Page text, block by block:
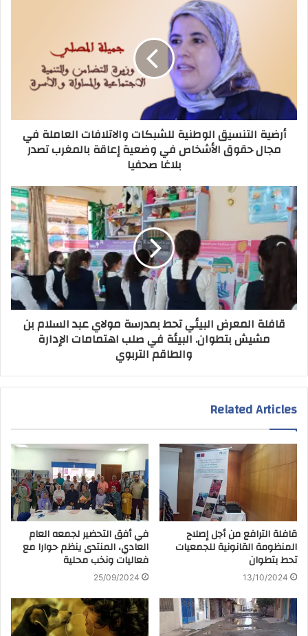
أرضية التنسيق الوطنية للشبكات والاتلافات العاملة في
مجال حقوق الأشخاص في وضعية إعاقة بالمغرب تصدر
بلاغا صحفيا
قافلة المعرض البيئي تحط بمدرسة مولاي عبد السلام بن
مشيش بتطوان. البيئة في صلب اهتمامات الإدارة
والطاقم التربوي
Related Articles
قافلة الترافع من أجل إصلاح
المنظومة القانونية للجمعيات
تحط بتطوان
13/10/2024
في أفق التحضير لجمعه العام
العادي، المنتدى ينظم حوارا مع
فعاليات ونخب محلية
25/09/2024